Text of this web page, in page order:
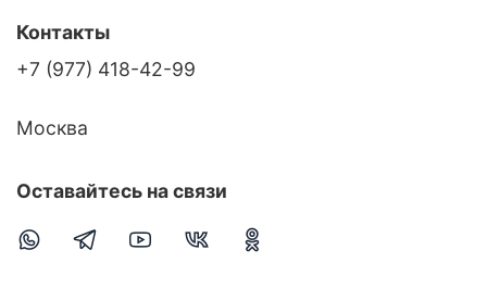
Контакты
+7 (977) 418-42-99
Москва
Оставайтесь на связи